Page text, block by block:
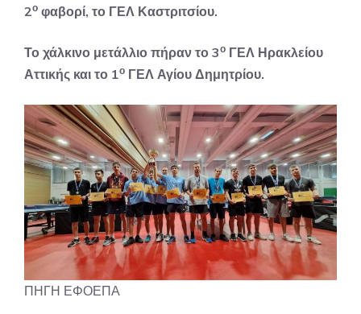
2ο φαβορί, το ΓΕΛ Καστριτσίου.
Το χάλκινο μετάλλιο πήραν το 3ο ΓΕΛ Ηρακλείου
Αττικής και το 1ο ΓΕΛ Αγίου Δημητρίου.
ΠΗΓΗ ΕΦΟΕΠΑ